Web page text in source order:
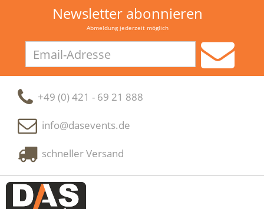
Newsletter abonnieren
Abmeldung jederzeit möglich
Adresse
+49 (0) 421 - 69 21 888
info@dasevents.de
schneller Versand